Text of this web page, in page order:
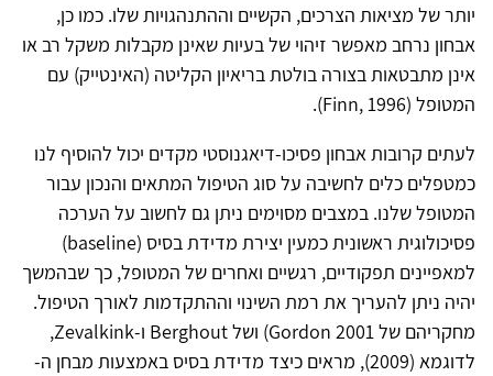
יותר של מציאות הצרכים, הקשיים וההתנהגויות שלו. כמו כן,
אבחון נרחב מאפשר זיהוי של בעיות שאינן מקבלות משקל רב או
אינן מתבטאות בצורה בולטת בריאיון הקליטה (האינטייק) עם
המטופל (Finn, 1996).
לעתים קרובות אבחון פסיכו-דיאגנוסטי מקדים יכול להוסיף לנו
כמטפלים כלים לחשיבה על סוג הטיפול המתאים והנכון עבור
המטופל שלנו. במצבים מסוימים ניתן גם לחשוב על הערכה
פסיכולוגית ראשונית כמעין יצירת מדידת בסיס (baseline)
למאפיינים תפקודיים, רגשיים ואחרים של המטופל, כך שבהמשך
יהיה ניתן להעריך את רמת השינוי וההתקדמות לאורך הטיפול.
מחקריהם של Gordon 2001) ושל Berghout ו-Zevalkink,
לדוגמא (2009), מראים כיצד מדידת בסיס באמצעות מבחן ה-